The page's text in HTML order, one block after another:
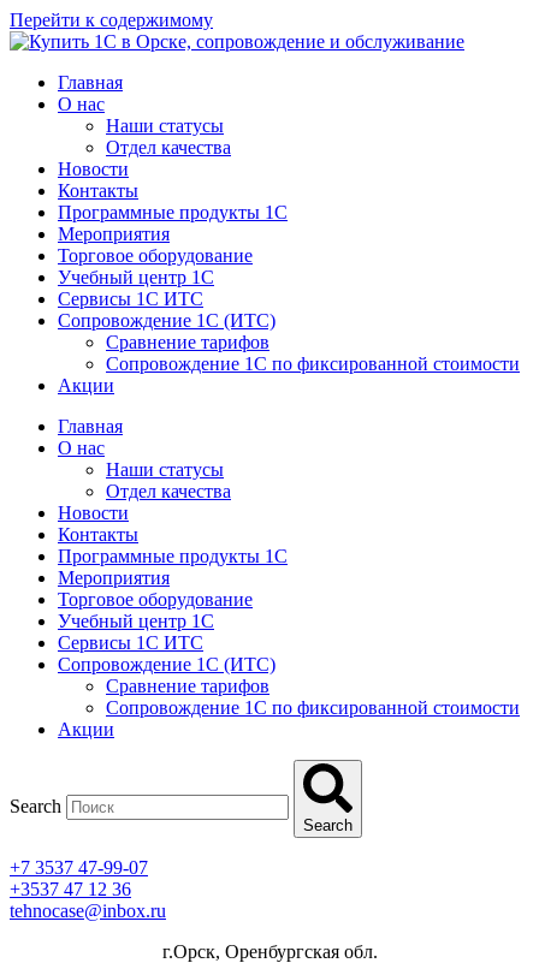
Перейти к содержимому
Главная
О нас
Наши статусы
Отдел качества
Новости
Контакты
Программные продукты 1C
Мероприятия
Торговое оборудование
Учебный центр 1C
Сервисы 1C ИТС
Сопровождение 1С (ИТС)
Сравнение тарифов
Сопровождение 1С по фиксированной стоимости
Акции
Главная
О нас
Наши статусы
Отдел качества
Новости
Контакты
Программные продукты 1C
Мероприятия
Торговое оборудование
Учебный центр 1C
Сервисы 1C ИТС
Сопровождение 1С (ИТС)
Сравнение тарифов
Сопровождение 1С по фиксированной стоимости
Акции
Search
Search
+7 3537 47-99-07
+3537 47 12 36
tehnocase@inbox.ru
г.Орск, Оренбургская обл.